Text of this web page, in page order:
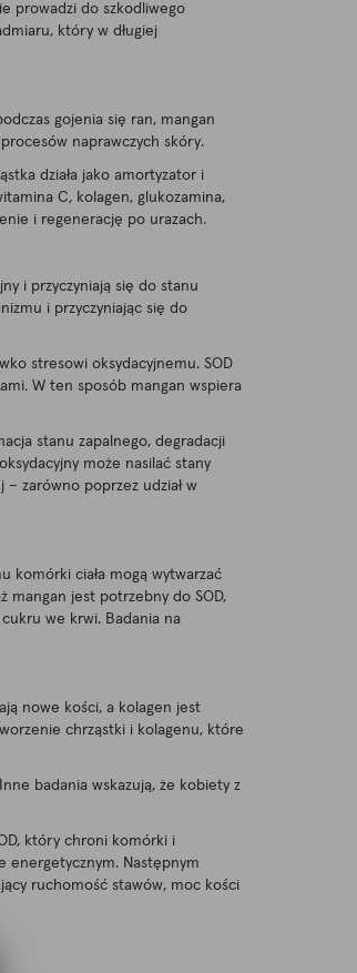
prowadzi do szkodliwego
który w długiej
gojenia się ran, mangan
naprawczych skóry.
działa jako amortyzator i
C, kolagen, glukozamina,
i regenerację po urazach.
i przyczyniają się do stanu
i przyczyniając się do
stresowi oksydacyjnemu. SOD
W ten sposób mangan wspiera
stanu zapalnego, degradacji
może nasilać stany
zarówno poprzez udział w
komórki ciała mogą wytwarzać
mangan jest potrzebny do SOD,
we krwi. Badania na
nowe kości, a kolagen jest
chrząstki i kolagenu, które
badania wskazują, że kobiety z
który chroni komórki i
energetycznym. Następnym
ruchomość stawów, moc kości